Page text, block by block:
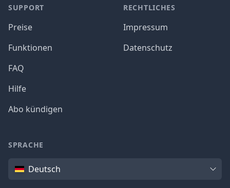
SUPPORT
Preise
Funktionen
FAQ
Hilfe
Abo kündigen
RECHTLICHES
Impressum
Datenschutz
SPRACHE
SpracheDeutsch